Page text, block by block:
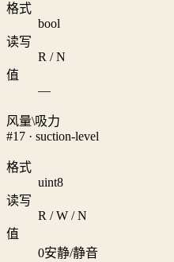
格式
bool
读写
R / N
值
—
风量\吸力
#17 · suction-level
格式
uint8
读写
R / W / N
值
0安静/静音